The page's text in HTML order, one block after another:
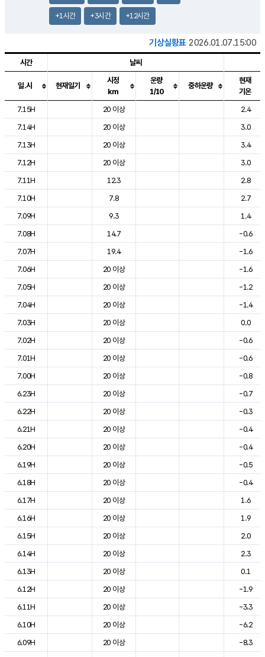
+1시간 +3시간 +12시간
기상실황표 2026.01.07.15:00
도시별 기상실황표로 지점, 날씨, 기온, 강수, 바람, 기압등을 안내한 표입
시간 날씨
일.시 현재일기
시정
km
운량
1/10
중하운량
현재
기온
7.15H
20 이상
2.4
7.14H
20 이상
3.0
7.13H
20 이상
3.4
7.12H
20 이상
3.0
7.11H
12.3
2.8
7.10H
7.8
2.7
7.09H
9.3
1.4
7.08H
14.7
-0.6
7.07H
19.4
-1.6
7.06H
20 이상
-1.6
7.05H
20 이상
-1.2
7.04H
20 이상
-1.4
7.03H
20 이상
0.0
7.02H
20 이상
-0.6
7.01H
20 이상
-0.6
7.00H
20 이상
-0.8
6.23H
20 이상
-0.7
6.22H
20 이상
-0.3
6.21H
20 이상
-0.4
6.20H
20 이상
-0.4
6.19H
20 이상
-0.5
6.18H
20 이상
-0.4
6.17H
20 이상
1.6
6.16H
20 이상
1.9
6.15H
20 이상
2.0
6.14H
20 이상
2.3
6.13H
20 이상
0.1
6.12H
20 이상
-1.9
6.11H
20 이상
-3.3
6.10H
20 이상
-6.2
6.09H
20 이상
-8.3